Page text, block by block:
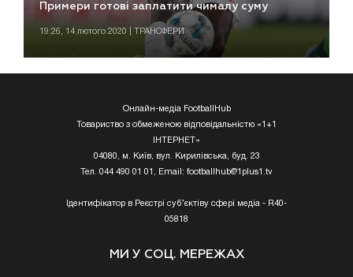
Примери готові заплатити чималу суму
19:26, 14 лютого 2020 | ТРАНСФЕРИ
Онлайн-медіа FootballHub
Товариство з обмеженою відповідальністю «1+1
ІНТЕРНЕТ»
04080, м. Київ, вул. Кирилівська, буд. 23
Тел. 044 490 01 01, Email: footballhub@1plus1.tv
Ідентифікатор в Реєстрі суб’єктіву сфері медіа - R40-
05818
МИ У СОЦ. МЕРЕЖАХ